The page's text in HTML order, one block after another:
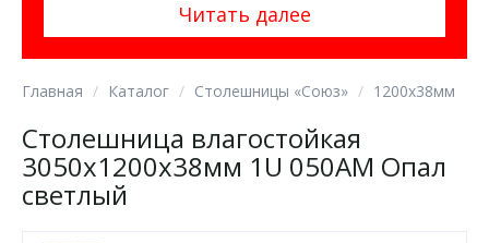
Читать далее
Главная Каталог Столешницы «Союз» 1200х38мм
Столешница влагостойкая
3050х1200х38мм 1U 050АМ Опал
светлый